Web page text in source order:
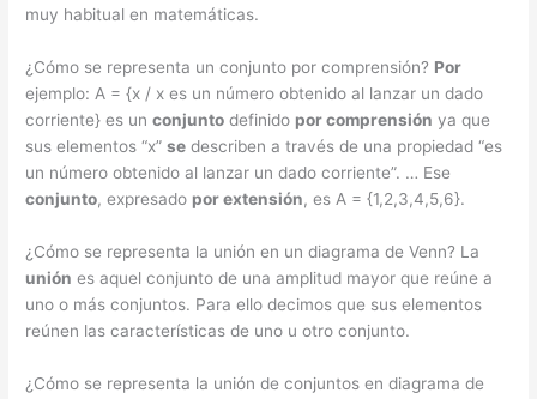
muy habitual en matemáticas.
¿Cómo se representa un conjunto por comprensión? Por
ejemplo: A = {x / x es un número obtenido al lanzar un dado
corriente} es unconjunto definido por comprensión ya que
sus elementos “x”se describen a través de una propiedad “es
un número obtenido al lanzar un dado corriente”. … Ese
conjunto, expresado por extensión, es A = {1,2,3,4,5,6}.
¿Cómo se representa la unión en un diagrama de Venn? La
unión es aquel conjunto de una amplitud mayor que reúne a
uno o más conjuntos. Para ello decimos que sus elementos
reúnen las características de uno u otro conjunto.
¿Cómo se representa la unión de conjuntos en diagrama de